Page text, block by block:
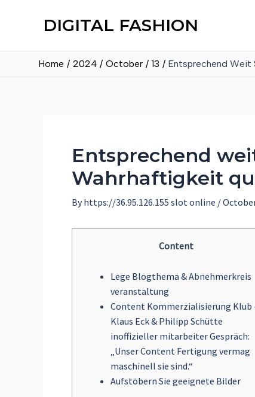
DIGITAL FASHION
Home 2024 October 13 Entsprechend Weit
Entsprechend
Wahrhaftigkeit
Byhttps://36.95.126.155 slot online /
Content
Lege Blogthema & Abnehmerkreis
veranstaltung
Content Kommerzialisierung Klub
Klaus Eck & Philipp Schütte
inoffizieller mitarbeiter Gespräch:
„Unser Content Fertigung vermag
maschinell sie sind.“
Aufstöbern Sie geeignete Bilder